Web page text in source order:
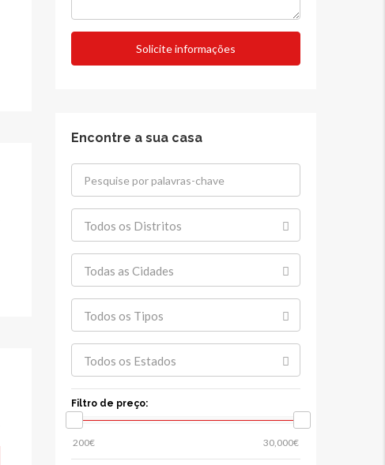
Solicite informações
Encontre a sua casa
Todos os Distritos
Todas as Cidades
Todos os Tipos
Todos os Estados
Filtro de preço: